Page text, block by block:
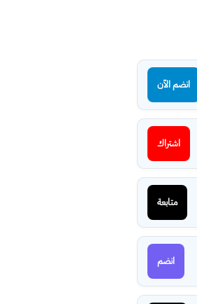
انضم الآن
اشتراك
متابعة
انضم